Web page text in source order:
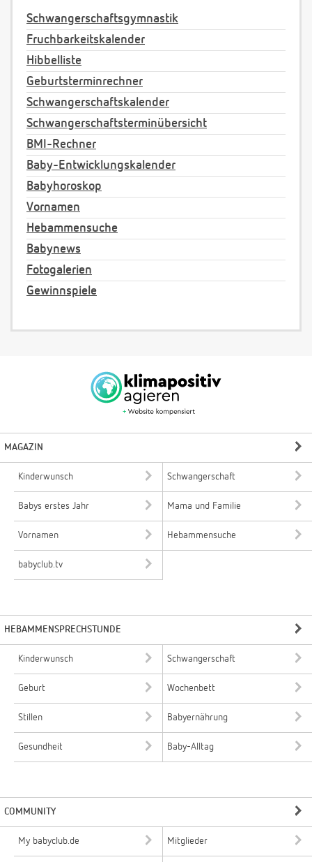
Schwangerschaftsgymnastik
Fruchbarkeitskalender
Hibbelliste
Geburtsterminrechner
Schwangerschaftskalender
Schwangerschaftsterminübersicht
BMI-Rechner
Baby-Entwicklungskalender
Babyhoroskop
Vornamen
Hebammensuche
Babynews
Fotogalerien
Gewinnspiele
MAGAZIN
Kinderwunsch Schwangerschaft
Babys erstes Jahr Mama und Familie
Vornamen Hebammensuche
babyclub.tv
HEBAMMENSPRECHSTUNDE
Kinderwunsch Schwangerschaft
Geburt Wochenbett
Stillen Babyernährung
Gesundheit Baby-Alltag
COMMUNITY
My babyclub.de Mitglieder